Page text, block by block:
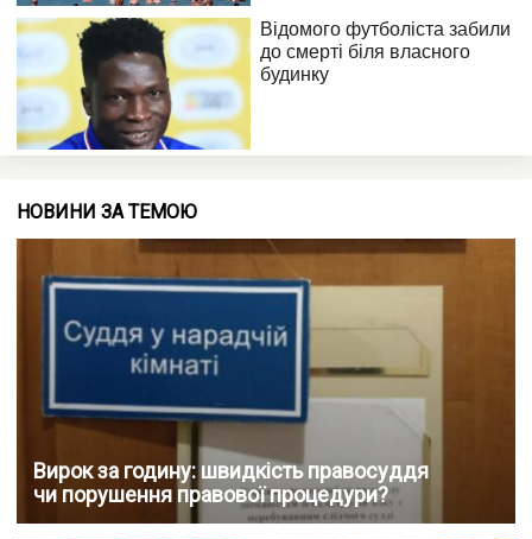
НОВИНИ ЗА ТЕМОЮ
Вирок за годину: швидкість правосуддя
чи порушення правової процедури?